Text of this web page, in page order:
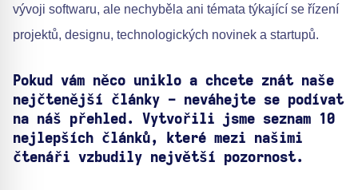
vývoji softwaru, ale nechyběla ani témata týkající se řízení
projektů, designu, technologických novinek a startupů.
Pokud vám něco uniklo a chcete znát naše
nejčtenější články - neváhejte se podívat
na náš přehled. Vytvořili jsme seznam 10
nejlepších článků, které mezi našimi
čtenáři vzbudily největší pozornost.